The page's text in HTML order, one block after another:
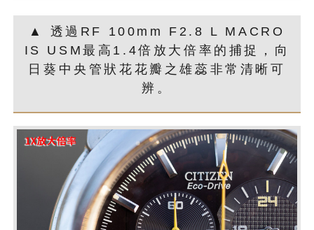
▲ 透過RF 100mm F2.8 L MACRO
IS USM最高1.4倍放大倍率的捕捉，向
日葵中央管狀花花瓣之雄蕊非常清晰可
辨。